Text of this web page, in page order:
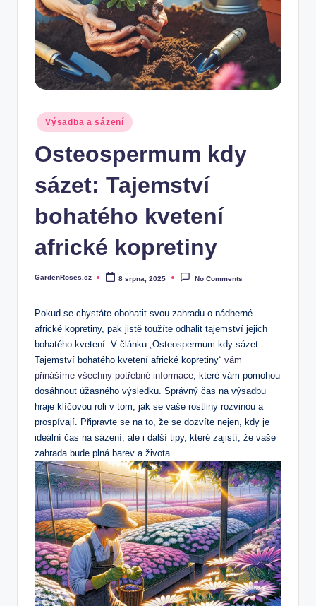
Posted
in
Výsadba a sázení
Osteospermum kdy
sázet: Tajemství
bohatého kvetení
africké kopretiny
Posted
GardenRoses.cz 8 srpna, 2025 No Comments
Pokud se chystáte obohatit svou zahradu o nádherné
africké kopretiny, pak jistě toužíte odhalit tajemství jejich
bohatého kvetení. V článku „Osteospermum kdy sázet:
Tajemství bohatého kvetení africké kopretiny“ vám
přinášíme všechny potřebné informace, které vám pomohou
dosáhnout úžasného výsledku. Správný čas na výsadbu
hraje klíčovou roli v tom, jak se vaše rostliny rozvinou a
prospívají. Připravte se na to, že se dozvíte nejen, kdy je
ideální čas na sázení, ale i další tipy, které zajistí, že vaše
zahrada bude plná barev a života.